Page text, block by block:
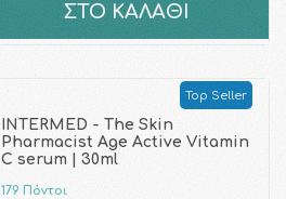
ΣΤΟ ΚΑΛΑΘΙ
Top Seller
INTERMED - The Skin
Pharmacist Αge Active Vitamin
C serum | 30ml
179 Πόντοι